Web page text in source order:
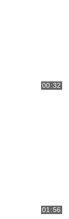
00:32
01:56